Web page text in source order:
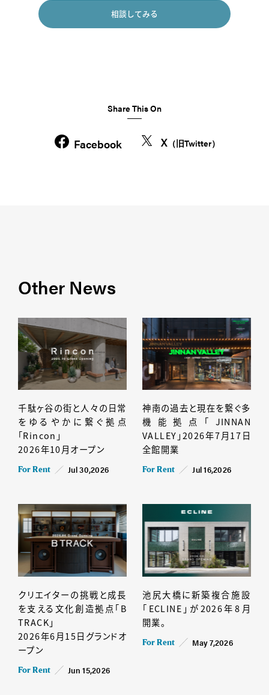
相談してみる
Share This On
Facebook X （旧Twitter）
Other News
千駄ヶ谷の街と人々の日常
をゆるやかに繋ぐ拠点
「Rincon」
2026年10月オープン
For Rent Jul 30,2026
神南の過去と現在を繋ぐ多
機能拠点「JINNAN
VALLEY」2026年7月17日
全館開業
For Rent Jul 16,2026
クリエイターの挑戦と成長
を支える文化創造拠点「B
TRACK」
2026年6月15日グランドオ
ープン
For Rent Jun 15,2026
池尻大橋に新築複合施設
「ECLINE」が2026年8月
開業。
For Rent May 7,2026